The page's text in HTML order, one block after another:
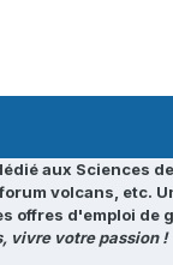
aux Sciences
volcans, etc.
d'emploi de
vivre votre passion !